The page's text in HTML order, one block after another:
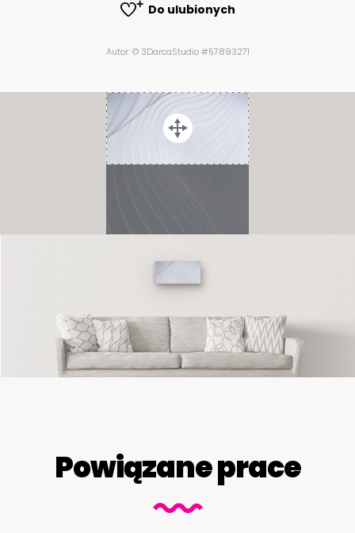
Do ulubionych
Autor: © 3DarcaStudio #57893271
Powiązane prace